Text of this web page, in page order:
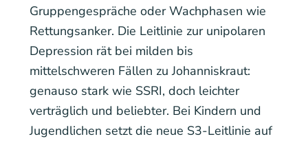
Gruppengespräche oder Wachphasen wie
Rettungsanker. Die Leitlinie zur unipolaren
Depression rät bei milden bis
mittelschweren Fällen zu Johanniskraut:
genauso stark wie SSRI, doch leichter
verträglich und beliebter. Bei Kindern und
Jugendlichen setzt die neue S3-Leitlinie auf